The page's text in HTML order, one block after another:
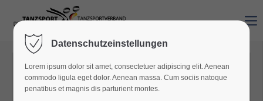
Verlängerung Trainerlizenzen
Der Lizenzzeitraum 2024/2025 neigt sich deutlich dem
Datenschutzeinstellungen
Lorem ipsum dolor sit amet, consectetuer adipiscing elit. Aenean
commodo ligula eget dolor. Aenean massa. Cum sociis natoque
penatibus et magnis dis parturient montes.